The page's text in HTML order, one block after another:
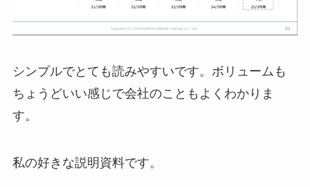
シンプルでとても読みやすいです。ボリュームも
ちょうどいい感じで会社のこともよくわかりま
す。
私の好きな説明資料です。